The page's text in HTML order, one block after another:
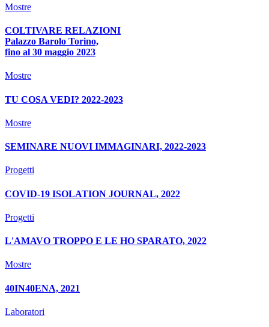
Mostre
COLTIVARE RELAZIONI
Palazzo Barolo Torino,
fino al 30 maggio 2023
Mostre
TU COSA VEDI? 2022-2023
Mostre
SEMINARE NUOVI IMMAGINARI, 2022-2023
Progetti
COVID-19 ISOLATION JOURNAL, 2022
Progetti
L'AMAVO TROPPO E LE HO SPARATO, 2022
Mostre
40IN40ENA, 2021
Laboratori